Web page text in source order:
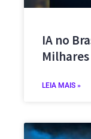
IA no
LEIA MAIS »